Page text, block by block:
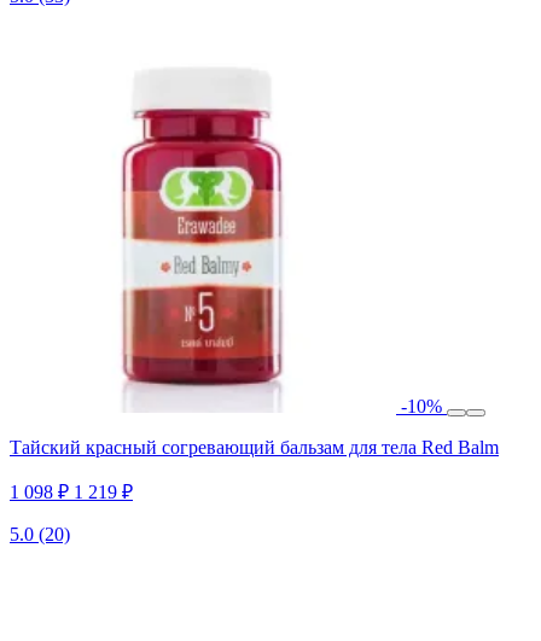
-10%
Тайский красный согревающий бальзам для тела Red Balm
1 098 ₽ 1 219 ₽
5.0 (20)